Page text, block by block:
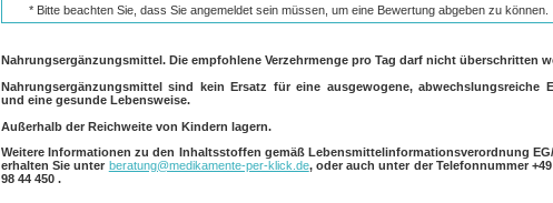
Nahrungsergänzungsmittel. Die empfohlene Verzehrmenge pro Tag darf nicht überschritten
Nahrungsergänzungsmittel sind kein Ersatz für eine ausgewogene, abwechslungsreiche
und eine gesunde Lebensweise.
Außerhalb der Reichweite von Kindern lagern.
Weitere Informationen zu den Inhaltsstoffen gemäß Lebensmittelinformationsverordnung EG/
erhalten Sie unter beratung@medikamente-per-klick.de, oder auch unter der Telefonnummer
98 44 450 .